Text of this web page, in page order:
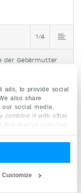
ads, to provide social
also share
social media,
combine it with other
that they’ve collected
Customize
1/4
der Gebärmutter
Reihe hormonell
der
handelt sich
und sich
Zyklus drei
undLutealphase